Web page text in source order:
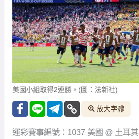
美國小組取得2連勝。(圖：法新社)
放大字體
運彩賽事編號：1037 美國 @ 土耳其